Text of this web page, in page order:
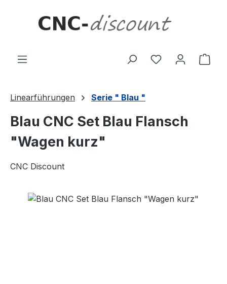
Linearführungen Serie " Blau "
Blau CNC Set Blau Flansch
"Wagen kurz"
CNC Discount
Bildergalerie überspringen